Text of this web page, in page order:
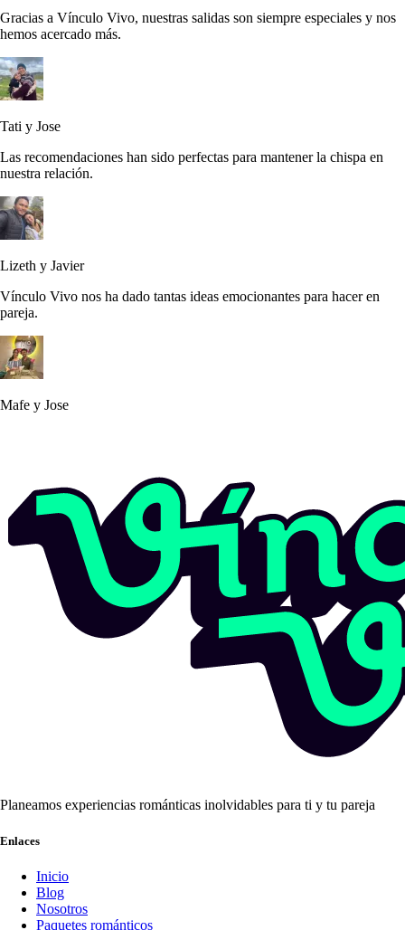
Gracias a Vínculo Vivo, nuestras salidas son siempre especiales y nos
hemos acercado más.
Tati y Jose
Las recomendaciones han sido perfectas para mantener la chispa en
nuestra relación.
Lizeth y Javier
Vínculo Vivo nos ha dado tantas ideas emocionantes para hacer en
pareja.
Mafe y Jose
Planeamos experiencias románticas inolvidables para ti y tu pareja
Enlaces
Inicio
Blog
Nosotros
Paquetes románticos